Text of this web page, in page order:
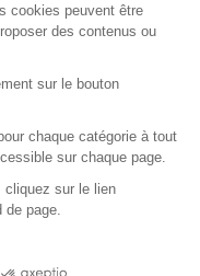
cookies peuvent être
des contenus ou
sur le bouton
chaque catégorie à tout
sur chaque page.
cliquez sur le lien
page.